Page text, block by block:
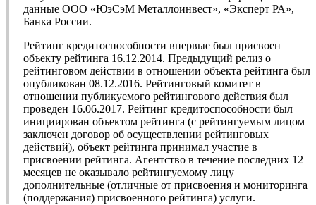
данные ООО «ЮэСэМ Металлоинвест», «Эксперт РА»,
Банка России.
Рейтинг кредитоспособности впервые был присвоен
объекту рейтинга 16.12.2014. Предыдущий релиз о
рейтинговом действии в отношении объекта рейтинга был
опубликован 08.12.2016. Рейтинговый комитет в
отношении публикуемого рейтингового действия был
проведен 16.06.2017. Рейтинг кредитоспособности был
инициирован объектом рейтинга (с рейтингуемым лицом
заключен договор об осуществлении рейтинговых
действий), объект рейтинга принимал участие в
присвоении рейтинга. Агентство в течение последних 12
месяцев не оказывало рейтингуемому лицу
дополнительные (отличные от присвоения и мониторинга
(поддержания) присвоенного рейтинга) услуги.